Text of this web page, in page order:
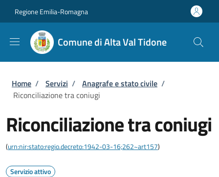
Regione Emilia-Romagna
Comune di Alta Val Tidone
Briciole di pane
Home / Servizi / Anagrafe e stato civile /
Riconciliazione tra coniugi
Riconciliazione tra coniugi
(urn:nir:stato:regio.decreto:1942-03-16;262~art157)
Servizio attivo